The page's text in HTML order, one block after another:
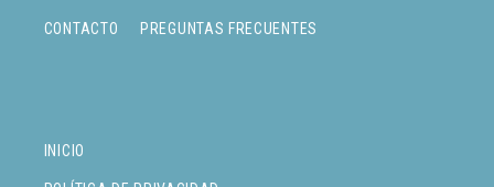
INICIO
CONTACTO PREGUNTAS FRECUENTES